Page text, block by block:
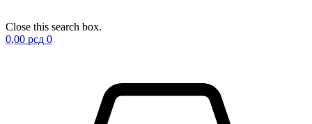
Close this search box.
0,00 рсд 0